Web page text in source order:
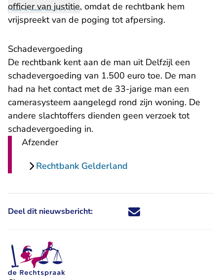
officier van justitie, omdat de rechtbank hem
vrijspreekt van de poging tot afpersing.
Schadevergoeding
De rechtbank kent aan de man uit Delfzijl een
schadevergoeding van 1.500 euro toe. De man
had na het contact met de 33-jarige man een
camerasysteem aangelegd rond zijn woning. De
andere slachtoffers dienden geen verzoek tot
schadevergoeding in.
Afzender
Rechtbank Gelderland
Deel dit nieuwsbericht: Deel dit nieuwsbericht via X -
Deel dit nieuwsbericht via
Deel dit nieuwsbericht
Deel dit